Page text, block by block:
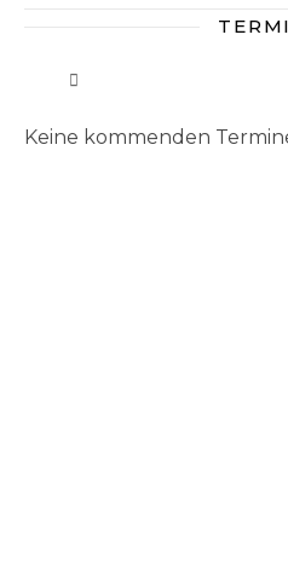
Keine kommenden